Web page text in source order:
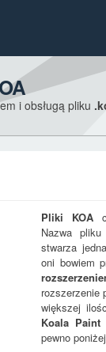
i obsługą pliku
Pliki KOA
Nazwa
stwarza
oni bowiem
rozszerzenie
większej
Koala Paint
pewno